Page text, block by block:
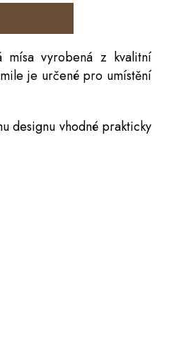
mísa vyrobená z kvalitní
je určené pro umístění
designu vhodné prakticky